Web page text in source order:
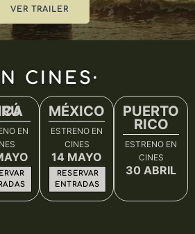
VER TRAILER
CINES·
EN
MÉXICO
ESTRENO EN
CINES
14 MAYO
RESERVAR
ENTRADAS
PUERTO
RICO
ESTRENO EN
CINES
30 ABRIL